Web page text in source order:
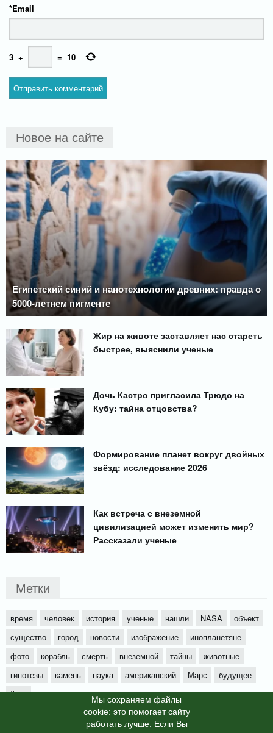
Мы cохраняем файлы
cookie: это помогает сайту
работать лучше. Если Вы
Email
*
3 + = 10
Новое на сайте
Египетский синий и нанотехнологии древних: правда о
5000-летнем пигменте
Жир на животе заставляет нас стареть
быстрее, выяснили ученые
Дочь Кастро пригласила Трюдо на
Кубу: тайна отцовства?
Формирование планет вокруг двойных
звёзд: исследование 2026
Как встреча с внеземной
цивилизацией может изменить мир?
Рассказали ученые
Метки
время человек история ученые нашли NASA
объект
существо
город новости изображение
инопланетяне
фото
корабль смерть внеземной тайны
животные
гипотезы
камень наука американский Марс
будущее
йети